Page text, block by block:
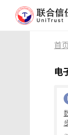
首页
电